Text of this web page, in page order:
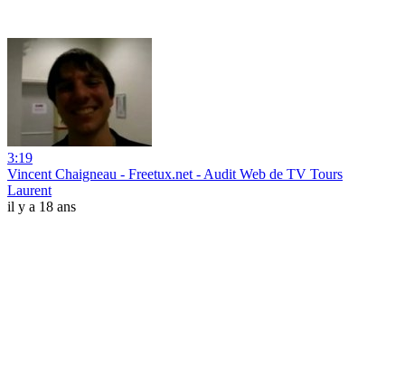
3:19
Vincent Chaigneau - Freetux.net - Audit Web de TV Tours
Laurent
il y a 18 ans